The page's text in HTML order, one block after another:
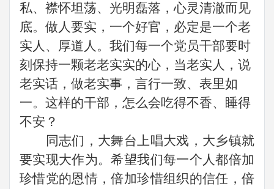
私、襟怀坦荡、光明磊落，心灵清澈而见
底。做人要实，一个好官，必定是一个老
实人、厚道人。我们每一个党员干部要时
刻保持一颗老老实实的心，当老实人，说
老实话，做老实事，言行一致、表里如
一。这样的干部，怎么会吃得不香、睡得
不安？
同志们，大舞台上唱大戏，大乡镇就
要实现大作为。希望我们每一个人都倍加
珍惜党的恩情，倍加珍惜组织的信任，倍